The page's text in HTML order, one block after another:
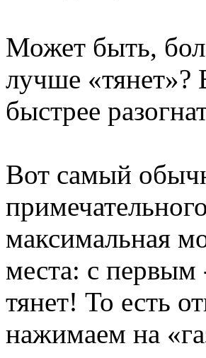
Может быть,
лучше «тянет»?
быстрее
Вот самый
максимальная
места: с первым
тянет! То есть
нажимаем на